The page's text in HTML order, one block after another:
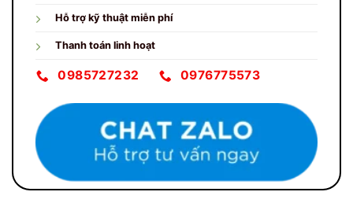
Hỗ trợ kỹ thuật miễn phí
Thanh toán linh hoạt
0985727232 0976775573